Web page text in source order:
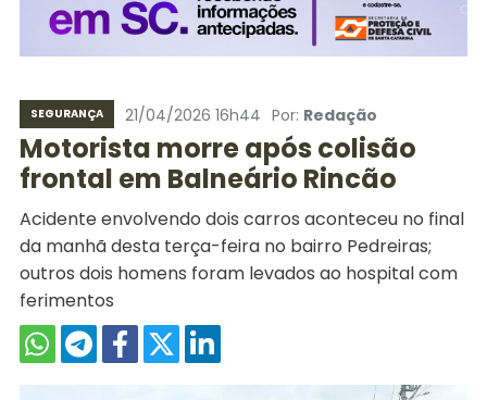
SEGURANÇA 21/04/2026 16h44 Por: Redação
Motorista morre após colisão
frontal em Balneário Rincão
Acidente envolvendo dois carros aconteceu no final
da manhã desta terça-feira no bairro Pedreiras;
outros dois homens foram levados ao hospital com
ferimentos